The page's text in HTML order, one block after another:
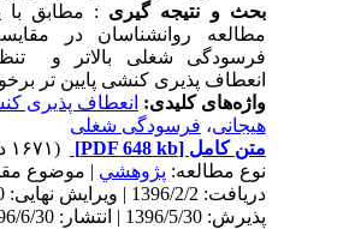
بحث و نتیجه گیری : مطابق با
مطالعه روانشناسان در مقایسه
فرسودگی شغلی بالاتر و
انعطاف پذیری کنشی پایین تر
واژه‌های کلیدی:انعطاف پذیری
هیجانی،فرسودگی شغلی
متن کامل[PDF 648 kb]
نوع مطالعه:پژوهشي| موضوع
پذیرش: 1396/5/30 | انتشار: 1396/6/30